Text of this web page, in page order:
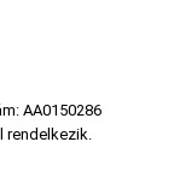
AA0150286